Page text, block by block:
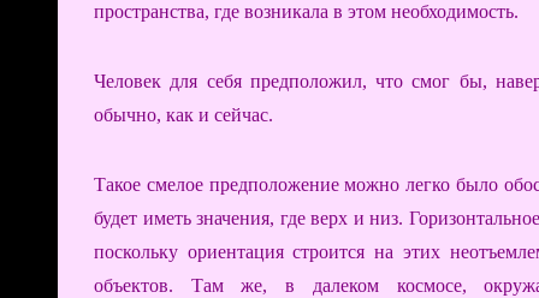
пространства, где возникала в этом необходимость.
Человек для себя предположил, что смог бы,
обычно, как и сейчас.
Такое смелое предположение можно легко было
будет иметь значения, где верх и низ.
поскольку ориентация строится на этих
объектов. Там же, в далеком космосе,